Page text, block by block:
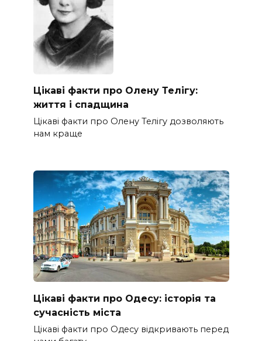
Цікаві факти про Олену Телігу:
життя і спадщина
Цікаві факти про Олену Телігу дозволяють
нам краще
Цікаві факти про Одесу: історія та
сучасність міста
Цікаві факти про Одесу відкривають перед